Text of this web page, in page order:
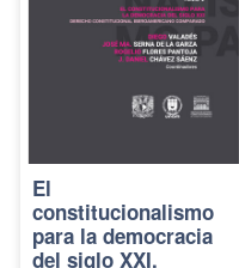
El
constitucionalismo
para la democracia
del siglo XXI.